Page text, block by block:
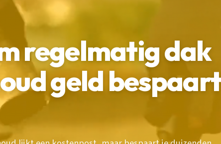
regelmatig dak
geld